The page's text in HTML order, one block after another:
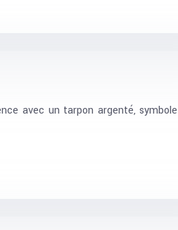
avec un tarpon argenté,